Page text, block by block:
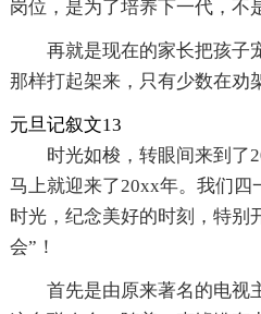
岗位，是为了培养下一代，不
再就是现在的家长把孩子
那样打起架来，只有少数在劝
元旦记叙文13
时光如梭，转眼间来到了
马上就迎来了20xx年。我们四
时光，纪念美好的时刻，特别
会”！
首先是由原来著名的电